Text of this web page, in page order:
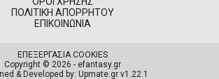
ΠΟΛΙΤΙΚΉ ΑΠΟΡΡΉΤΟΥ
ΕΠΙΚΟΙΝΩΝΊΑ
ΕΠΕΞΕΡΓΑΣΙΑ COOKIES
Copyright © 2026 - efantasy.gr
& Developed by: Upmate.grv1.22.1